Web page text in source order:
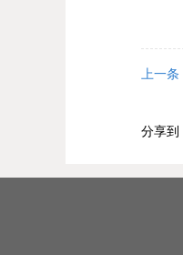
上一条
分享到